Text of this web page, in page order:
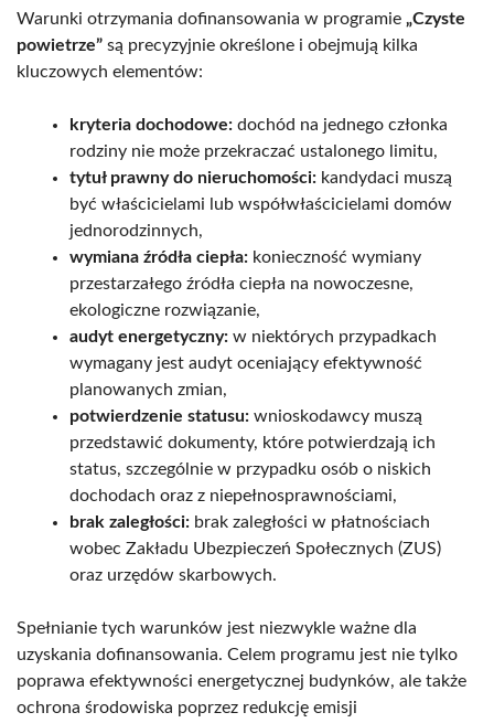
Warunki otrzymania dofinansowania w programie „Czyste
powietrze” są precyzyjnie określone i obejmują kilka
kluczowych elementów:
kryteria dochodowe: dochód na jednego członka
rodziny nie może przekraczać ustalonego limitu,
tytuł prawny do nieruchomości: kandydaci muszą
być właścicielami lub współwłaścicielami domów
jednorodzinnych,
wymiana źródła ciepła: konieczność wymiany
przestarzałego źródła ciepła na nowoczesne,
ekologiczne rozwiązanie,
audyt energetyczny: w niektórych przypadkach
wymagany jest audyt oceniający efektywność
planowanych zmian,
potwierdzenie statusu: wnioskodawcy muszą
przedstawić dokumenty, które potwierdzają ich
status, szczególnie w przypadku osób o niskich
dochodach oraz z niepełnosprawnościami,
brak zaległości: brak zaległości w płatnościach
wobec Zakładu Ubezpieczeń Społecznych (ZUS)
oraz urzędów skarbowych.
Spełnianie tych warunków jest niezwykle ważne dla
uzyskania dofinansowania. Celem programu jest nie tylko
poprawa efektywności energetycznej budynków, ale także
ochrona środowiska poprzez redukcję emisji